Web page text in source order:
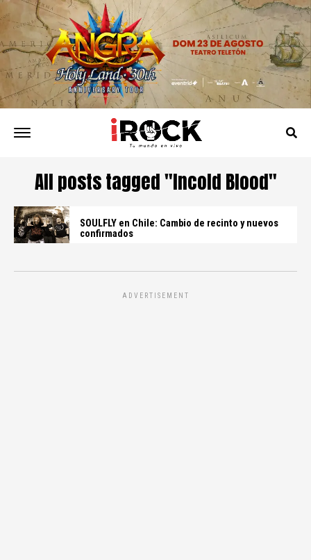
All posts tagged "Incold Blood"
SOULFLY en Chile: Cambio de recinto y nuevos
confirmados
ADVERTISEMENT